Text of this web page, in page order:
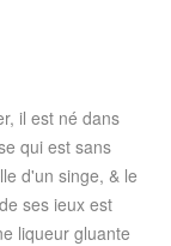
il est né dans
qui est sans
d'un singe, & le
ses ieux est
liqueur gluante